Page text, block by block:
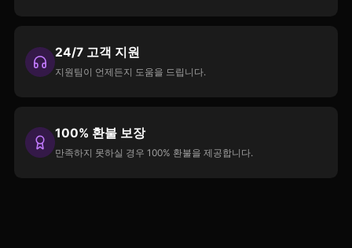
24/7 고객 지원
지원팀이 언제든지 도움을 드립니다.
100% 환불 보장
만족하지 못하실 경우 100% 환불을 제공합니다.